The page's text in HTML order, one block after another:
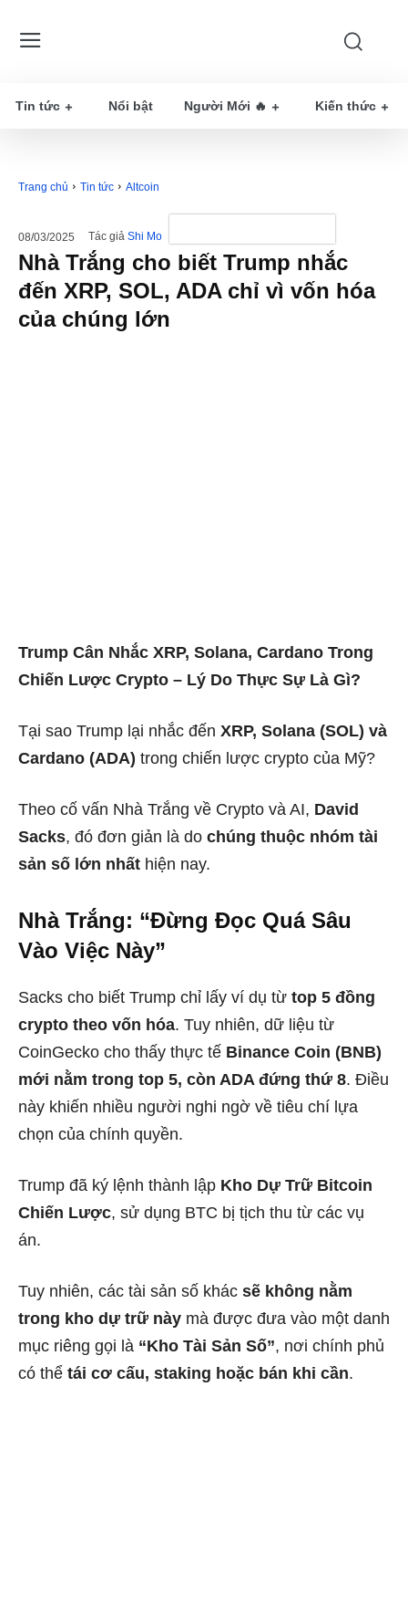
Tin tức Nổi bật Người Mới 🔥 Kiến thức
Trang chủ Tin tức Altcoin
08/03/2025 Tác giả Shi Mo
Nhà Trắng cho biết Trump nhắc
đến XRP, SOL, ADA chỉ vì vốn hóa
của chúng lớn
Trump Cân Nhắc XRP, Solana, Cardano Trong
Chiến Lược Crypto – Lý Do Thực Sự Là Gì?
Tại sao Trump lại nhắc đến XRP, Solana (SOL) và
Cardano (ADA) trong chiến lược crypto của Mỹ?
Theo cố vấn Nhà Trắng về Crypto và AI, David
Sacks, đó đơn giản là do chúng thuộc nhóm tài
sản số lớn nhất hiện nay.
Nhà Trắng: “Đừng Đọc Quá Sâu
Vào Việc Này”
Sacks cho biết Trump chỉ lấy ví dụ từ top 5 đồng
crypto theo vốn hóa. Tuy nhiên, dữ liệu từ
CoinGecko cho thấy thực tế Binance Coin (BNB)
mới nằm trong top 5, còn ADA đứng thứ 8. Điều
này khiến nhiều người nghi ngờ về tiêu chí lựa
chọn của chính quyền.
Trump đã ký lệnh thành lập Kho Dự Trữ Bitcoin
Chiến Lược, sử dụng BTC bị tịch thu từ các vụ
án.
Tuy nhiên, các tài sản số khác sẽ không nằm
trong kho dự trữ này mà được đưa vào một danh
mục riêng gọi là “Kho Tài Sản Số”, nơi chính phủ
có thể tái cơ cấu, staking hoặc bán khi cần.